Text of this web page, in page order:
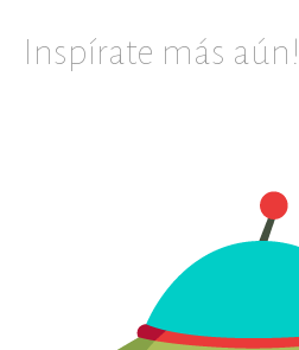
Inspírate más aún!